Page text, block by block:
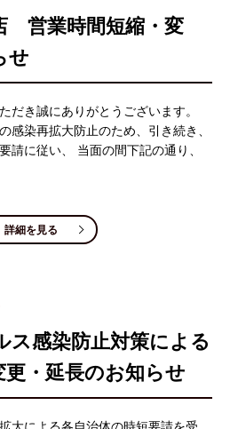
営業時間短縮・変
せ
だき誠にありがとうございます。
感染再拡大防止のため、引き続き、
請に従い、 当面の間下記の通り、
詳細を見る
ス感染防止対策による
・延長のお知らせ
大による各自治体の時短要請を受